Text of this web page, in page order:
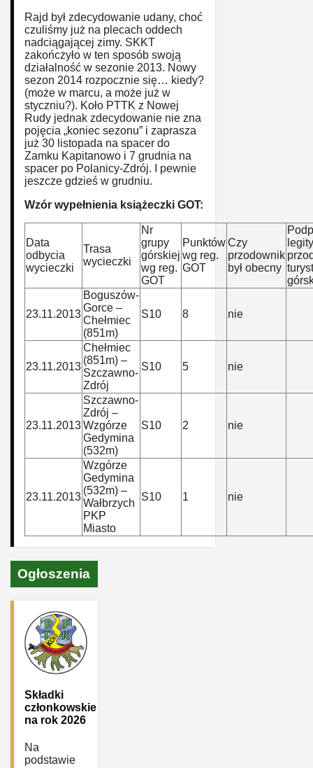
Rajd był zdecydowanie udany, choć
czuliśmy już na plecach oddech
nadciągającej zimy. SKKT
zakończyło w ten sposób swoją
działalność w sezonie 2013. Nowy
sezon 2014 rozpocznie się… kiedy?
(może w marcu, a może już w
styczniu?). Koło PTTK z Nowej
Rudy jednak zdecydowanie nie zna
pojęcia „koniec sezonu” i zaprasza
już 30 listopada na spacer do
Zamku Kapitanowo i 7 grudnia na
spacer po Polanicy-Zdrój. I pewnie
jeszcze gdzieś w grudniu.
Wzór wypełnienia książeczki GOT:
Data
odbycia
wycieczki
Trasa
wycieczki
Nr
grupy
górskiej
wg reg.
GOT
Punktów
wg reg.
GOT
Czy
przodownik
był obecny
23.11.2013
Boguszów-
Gorce –
Chełmiec
(851m)
S10 8 nie
23.11.2013
Chełmiec
(851m) –
Szczawno-
Zdrój
S10 5 nie
23.11.2013
Szczawno-
Zdrój –
Wzgórze
Gedymina
(532m)
S10 2 nie
23.11.2013
Wzgórze
Gedymina
(532m) –
Wałbrzych
PKP
Miasto
S10 1 nie
Ogłoszenia
Składki
członkowskie
na rok 2026
Na
podstawie